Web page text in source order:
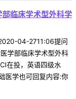
临床学术型外科学
04-2711:06提问
学部临床学术型外科
在投，英语四级水
医学也可回复内容:你